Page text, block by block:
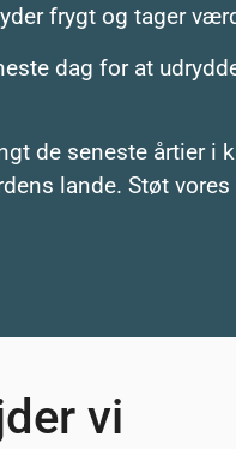
frygt og tager
dag for at
de seneste årtier i
lande. Støt
vi